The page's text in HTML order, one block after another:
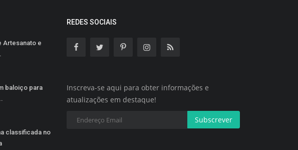
Artesanato e
baloiço para
classificada no
REDES SOCIAIS
Inscreva-se aqui para obter informações e
atualizações em destaque!
Subscrever